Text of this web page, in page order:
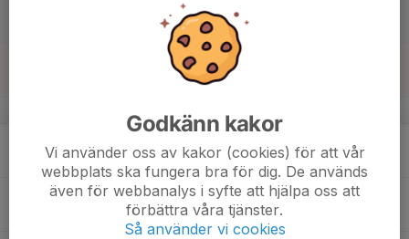
Godkänn kakor
Vi använder oss av kakor (cookies) för att vår
webbplats ska fungera bra för dig. De används
även för webbanalys i syfte att hjälpa oss att
förbättra våra tjänster.
Så använder vi cookies